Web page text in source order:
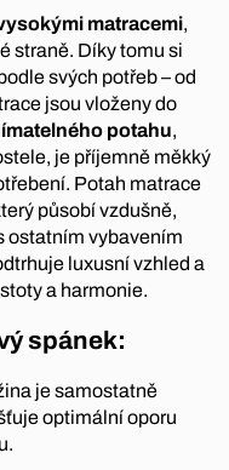
matracemi,
straně. Díky tomu si
svých potřeb – od
jsou vloženy do
potahu,
je příjemně měkký
Potah matrace
působí vzdušně,
ostatním vybavením
luxusní vzhled a
a harmonie.
spánek:
je samostatně
optimální oporu